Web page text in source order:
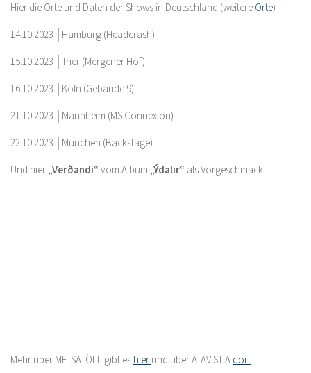
Hier die Orte und Daten der Shows in Deutschland (weitere Orte)
14.10.2023 │Hamburg (Headcrash)
15.10.2023 │Trier (Mergener Hof)
16.10.2023 │Köln (Gebäude 9)
21.10.2023 │Mannheim (MS Connexion)
22.10.2023 │München (Backstage)
Und hier „Verðandi“ vom Album „Ýdalir“ als Vorgeschmack.
Mehr über METSATÖLL gibt es hier und über ATAVISTIA dort